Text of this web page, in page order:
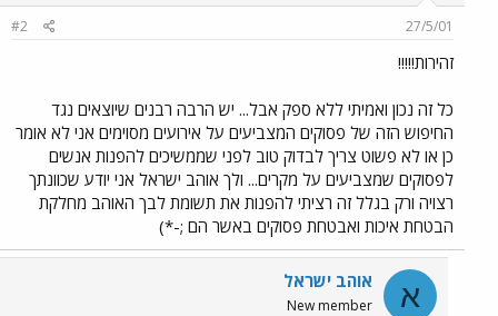
27/5/01
#2
זהירות!!!!!
כל זה נכון ואמיתי ללא ספק אבל... יש הרבה רבנים שיוצאים נגד
החיפוש הזה של פסוקים המצביעים על אירועים מסוימים אני לא אומר
כן או לא פשוט צריך לבדוק טוב לפני שממשיכים להפנות אנשים
לפסוקים שמצביעים על מקרים... ולך אוהב ישראל אני יודע שכוונתך
רצויה ורק בגלל זה רציתי להפנות את תשומת לבך האוהב מחלקת
הבטחת איכות ואבטחת פסוקים באשר הם ;-*)
א אוהב ישראל
New member